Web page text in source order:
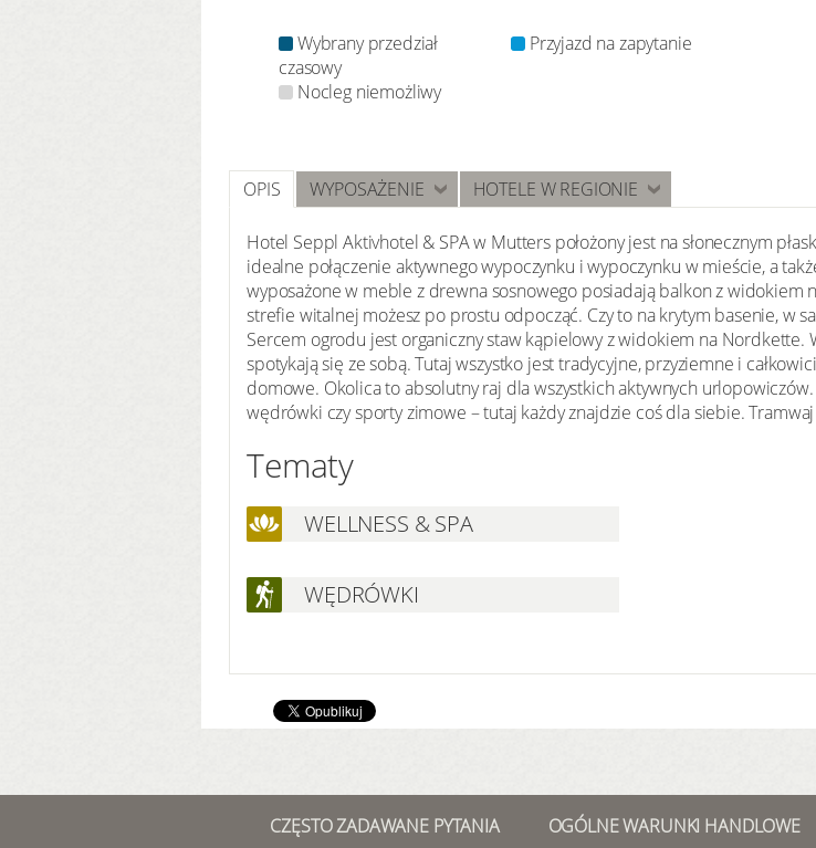
Wybrany przedział
czasowy
Przyjazd na zapytanie
Nocleg niemożliwy
OPIS WYPOSAŻENIE HOTELE W REGIONIE
Hotel Seppl Aktivhotel & SPA w Mutters położony jest na słonecznym
idealne połączenie aktywnego wypoczynku i wypoczynku w mieście, a
wyposażone w meble z drewna sosnowego posiadają balkon z
strefie witalnej możesz po prostu odpocząć. Czy to na krytym basenie, w
Sercem ogrodu jest organiczny staw kąpielowy z widokiem na
spotykają się ze sobą. Tutaj wszystko jest tradycyjne, przyziemne i
domowe. Okolica to absolutny raj dla wszystkich aktywnych
wędrówki czy sporty zimowe – tutaj każdy znajdzie coś dla siebie.
Tematy
WELLNESS & SPA
WĘDRÓWKI
CZĘSTO ZADAWANE PYTANIA OGÓLNE WARUNKI HANDLOWE